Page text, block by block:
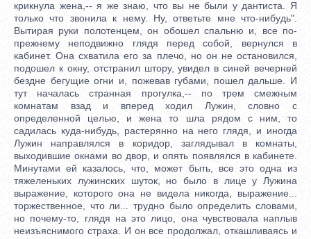
крикнула жена,-- я же знаю, что вы не были у дантиста. Я
только что звонила к нему. Ну, ответьте мне что-нибудь".
Вытирая руки полотенцем, он обошел спальню и, все по-
прежнему неподвижно глядя перед собой, вернулся в
кабинет. Она схватила его за плечо, но он не остановился,
подошел к окну, отстранил штору, увидел в синей вечерней
бездне бегущие огни и, пожевав губами, пошел дальше. И
тут началась странная прогулка,-- по трем смежным
комнатам взад и вперед ходил Лужин, словно с
определенной целью, и жена то шла рядом с ним, то
садилась куда-нибудь, растерянно на него глядя, и иногда
Лужин направлялся в коридор, заглядывал в комнаты,
выходившие окнами во двор, и опять появлялся в кабинете.
Минутами ей казалось, что, может быть, все это одна из
тяжеленьких лужинских шуток, но было в лице у Лужина
выражение, которого она не видела никогда, выражение...
торжественное, что ли... трудно было определить словами,
но почему-то, глядя на это лицо, она чувствовала наплыв
неизъяснимого страха. И он все продолжал, откашливаясь и